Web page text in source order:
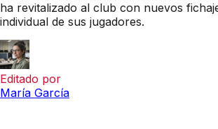
ha revitalizado al club con nuevos
individual de sus jugadores.
Editado por
María García